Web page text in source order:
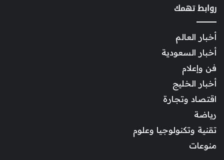
روابط تهمك
أخبار العالم
أخبار السعودية
فن وإعلام
أخبار الخليج
اقتصاد وتجارة
رياضة
تقنية وتكنولوجيا وعلوم
منوعات